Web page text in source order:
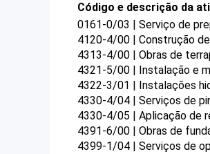
Código e descrição da
0161-0/03 | Serviço de
4120-4/00 | Construção
4313-4/00 | Obras de
4321-5/00 | Instalação e
4322-3/01 | Instalações
4330-4/04 | Serviços de
4330-4/05 | Aplicação de
4391-6/00 | Obras de
4399-1/04 | Serviços de